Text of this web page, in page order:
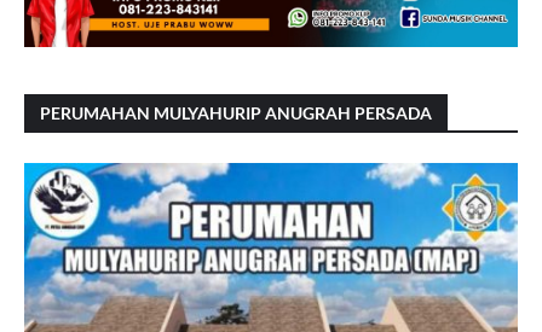
PERUMAHAN MULYAHURIP ANUGRAH PERSADA